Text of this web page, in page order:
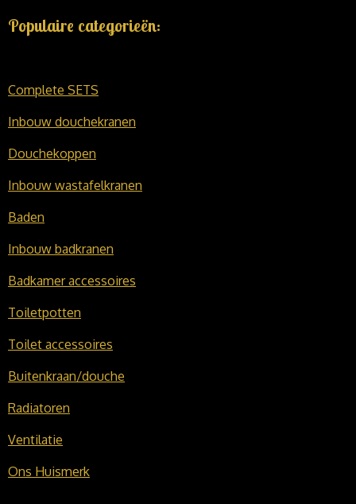
Populaire categorieën:
Complete SETS
Inbouw douchekranen
Douchekoppen
Inbouw wastafelkranen
Baden
Inbouw badkranen
Badkamer accessoires
Toiletpotten
Toilet accessoires
Buitenkraan/douche
Radiatoren
Ventilatie
Ons Huismerk